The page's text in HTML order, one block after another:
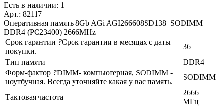
Есть в наличии: 1
Арт.: 82117
Оперативная память 8Gb AGi AGI266608SD138 SODIMM
DDR4 (PC23400) 2666MHz
Срок гарантии ?Срок гарантии в месяцах с даты
покупки.
36
Тип памяти
DDR4
Форм-фактор ?DIMM- компьютерная, SODIMM -
ноутбучная. Всегда уточняйте какая у вас память.
SODIMM
Тактовая частота
2666
МГц